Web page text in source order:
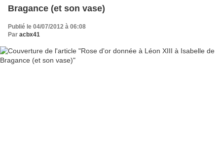
Bragance (et son vase)
Publié le 04/07/2012 à 06:08
Par acbx41